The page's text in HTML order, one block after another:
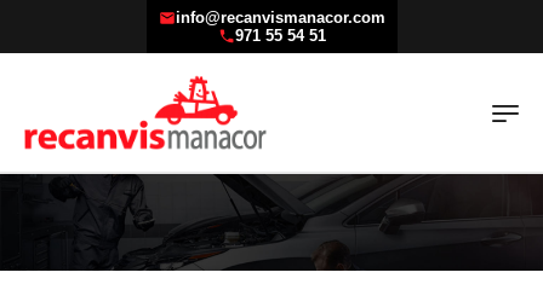
info@recanvismanacor.com
971 55 54 51